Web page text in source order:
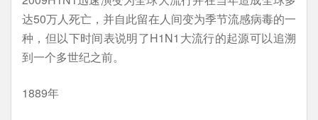
达50万人死亡，并自此留在人间变为季节流感病毒的一
种，但以下时间表说明了H1N1大流行的起源可以追溯
到一个多世纪之前。
1889年